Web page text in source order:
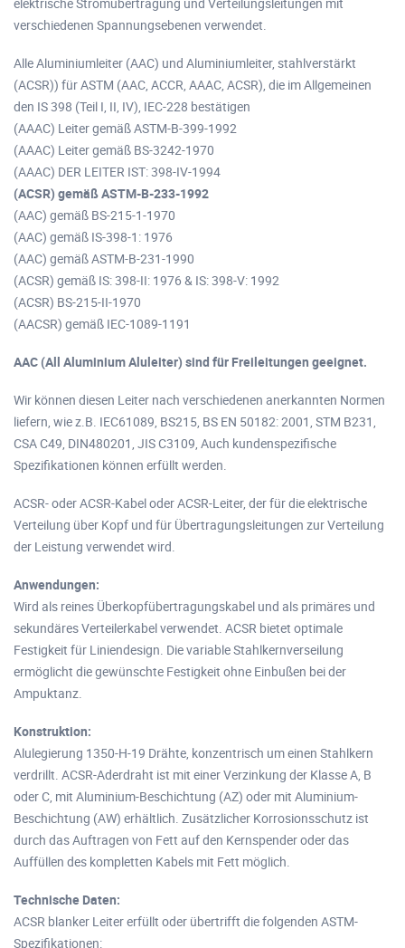
verschiedenen Spannungsebenen verwendet.
Alle Aluminiumleiter (AAC) und Aluminiumleiter, stahlverstärkt
(ACSR)) für ASTM (AAC, ACCR, AAAC, ACSR), die im Allgemeinen
den IS 398 (Teil I, II, IV), IEC-228 bestätigen
(AAAC) Leiter gemäß ASTM-B-399-1992
(AAAC) Leiter gemäß BS-3242-1970
(AAAC) DER LEITER IST: 398-IV-1994
(ACSR) gemäß ASTM-B-233-1992
(AAC) gemäß BS-215-1-1970
(AAC) gemäß IS-398-1: 1976
(AAC) gemäß ASTM-B-231-1990
(ACSR) gemäß IS: 398-II: 1976 & IS: 398-V: 1992
(ACSR) BS-215-II-1970
(AACSR) gemäß IEC-1089-1191
AAC (All Aluminium Aluleiter) sind für Freileitungen geeignet.
Wir können diesen Leiter nach verschiedenen anerkannten Normen
liefern, wie z.B. IEC61089, BS215, BS EN 50182: 2001, STM B231,
CSA C49, DIN480201, JIS C3109, Auch kundenspezifische
Spezifikationen können erfüllt werden.
ACSR- oder ACSR-Kabel oder ACSR-Leiter, der für die elektrische
Verteilung über Kopf und für Übertragungsleitungen zur Verteilung
der Leistung verwendet wird.
Anwendungen:
Wird als reines Überkopfübertragungskabel und als primäres und
sekundäres Verteilerkabel verwendet. ACSR bietet optimale
Festigkeit für Liniendesign. Die variable Stahlkernverseilung
ermöglicht die gewünschte Festigkeit ohne Einbußen bei der
Ampuktanz.
Konstruktion:
Alulegierung 1350-H-19 Drähte, konzentrisch um einen Stahlkern
verdrillt. ACSR-Aderdraht ist mit einer Verzinkung der Klasse A, B
oder C, mit Aluminium-Beschichtung (AZ) oder mit Aluminium-
Beschichtung (AW) erhältlich. Zusätzlicher Korrosionsschutz ist
durch das Auftragen von Fett auf den Kernspender oder das
Auffüllen des kompletten Kabels mit Fett möglich.
Technische Daten:
ACSR blanker Leiter erfüllt oder übertrifft die folgenden ASTM-
Spezifikationen: